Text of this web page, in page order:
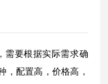
需要根据实际需求确
，配置高，价格高，